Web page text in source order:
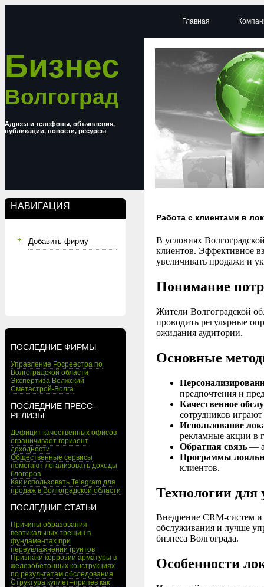
Бизнес
Волгоград
Адреса и телефоны, объявления,
публикации, новости, ресурсы
НАВИГАЦИЯ
Добавить фирму
ПОСЛЕДНИЕ ФИРМЫ
Управление Росреестра по
Волгоградской области
Экспертиза Волжский
Сметастрой-Волга
ПОСЛЕДНИЕ ПРЕСС-
РЕЛИЗЫ
Дефицит качественных офисов
ограничивает горизонт
доходности
Общественные сервисы
помогают легализовать доходы
блогеров
Как использовать Telegram для
продаж в Волгоградской области
ПОСЛЕДНИЕ СТАТЬИ
Причины образования
вертикальных трещин в
фундаментах при
переувлажнении грунтов
Признаки коррозии арматуры в
железобетонных конструкциях
по результатам обследования
Структура куплет–припев как
Главная
Работа с клиентами в
В условиях
клиентов. Эффективное
увеличивать продажи и
Понимание
Жители Волгоградской
проводить регулярные
ожидания аудитории.
Основные
предпочтения и
Качественное
сотрудников
Использование
рекламные акции в
Обратная связь —
Программы
клиентов.
Технологии
Внедрение CRM-систем и
обслуживания и лучше
бизнеса Волгограда.
Особенности